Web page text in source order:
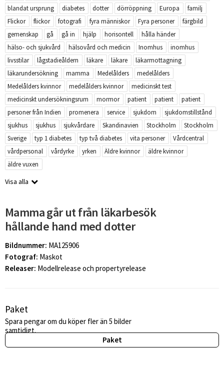
blandat ursprung
diabetes dotter dörröppning Europa
familj
Flickor
flickor fotografi fyra människor Fyra personer
färgbild
gemenskap
gå gå in hjälp horisontell
hålla händer
hälso- och sjukvård
hälsovård och medicin Inomhus
inomhus
livsstilar
lågstadieåldern läkare läkare
läkarmottagning
läkarundersökning
mamma Medelålders
medelålders
Medelålders kvinnor
medelålders kvinnor
medicinskt test
medicinskt undersökningsrum
mormor patient patient
patient
personer från Indien
promenera service sjukdom
sjukdomstillstånd
sjukhus
sjukhus sjukvårdare Skandinavien Stockholm
Stockholm
Sverige
typ 1 diabetes typ två diabetes vita personer
Vårdcentral
vårdpersonal
vårdyrke yrken Äldre kvinnor
äldre kvinnor
äldre vuxen
Visa alla
Mamma går ut från läkarbesök
hållande hand med dotter
Bildnummer: MA125906
Fotograf: Maskot
Releaser: Modellrelease och propertyrelease
Paket
Spara pengar om du köper fler än 5 bilder
samtidigt.
Paket